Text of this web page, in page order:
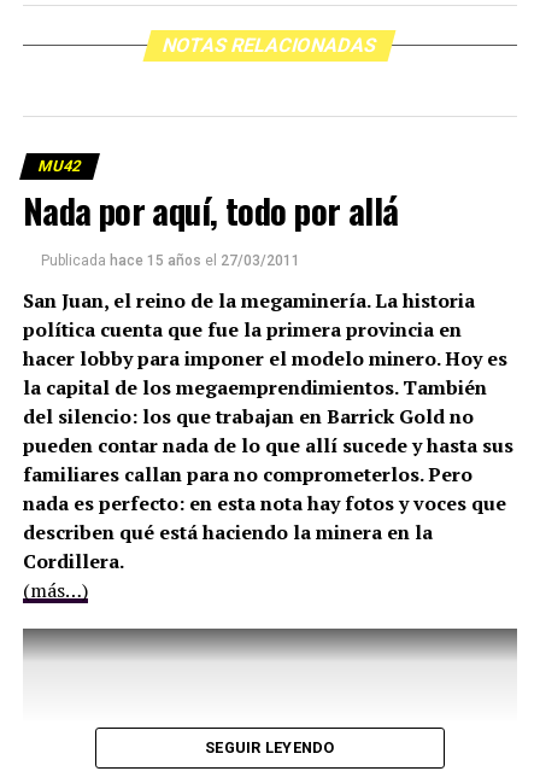
NOTAS RELACIONADAS
MU42
Nada por aquí, todo por allá
Publicada hace 15 años el 27/03/2011
San Juan, el reino de la megaminería. La historia
política cuenta que fue la primera provincia en
hacer lobby para imponer el modelo minero. Hoy es
la capital de los megaemprendimientos. También
del silencio: los que trabajan en Barrick Gold no
pueden contar nada de lo que allí sucede y hasta sus
familiares callan para no comprometerlos. Pero
nada es perfecto: en esta nota hay fotos y voces que
describen qué está haciendo la minera en la
Cordillera.
(más…)
SEGUIR LEYENDO